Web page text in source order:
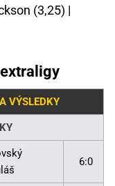
(3,25) |
VÝSLEDKY
6:0